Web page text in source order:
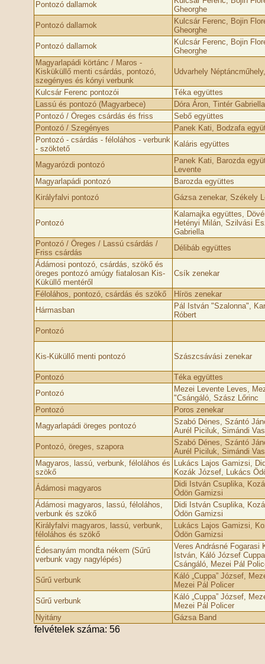
Pontozó dallamok
Gheorghe
Pontozó dallamok
Kulcsár Ferenc, Bojin
Gheorghe
Pontozó dallamok
Kulcsár Ferenc, Bojin
Gheorghe
Magyarlapádi körtánc / Maros -
Kisküküllő menti csárdás, pontozó,
szegényes és kónyi verbunk
Udvarhely
Kulcsár Ferenc pontozói
Téka együttes
Lassú és pontozó (Magyarbece)
Dóra Áron, Tintér Gabriella
Pontozó / Öreges csárdás és friss
Sebő együttes
Pontozó / Szegényes
Panek Kati, Bodzafa
Pontozó - csárdás - féloláhos - verbunk
- szöktető
Kaláris együttes
Magyarózdi pontozó
Panek Kati, Barozda
Levente
Magyarlapádi pontozó
Barozda együttes
Királyfalvi pontozó
Gázsa zenekar, Székely
Pontozó
Kalamajka együttes,
Hetényi Milán, Szilvási
Gabriella
Pontozó / Öreges / Lassú csárdás /
Friss csárdás
Délibáb együttes
Ádámosi pontozó, csárdás, szökő és
öreges pontozó amúgy fiatalosan Kis-
Küküllő mentéről
Csík zenekar
Féloláhos, pontozó, csárdás és szökő
Hírös zenekar
Hármasban
Pál István "Szalonna",
Róbert
Pontozó
Kis-Küküllő menti pontozó Szászcsávási zenekar
Pontozó
Téka együttes
Pontozó
Mezei Levente Leves,
"Csángáló, Szász Lőrinc
Pontozó
Poros zenekar
Magyarlapádi öreges pontozó
Szabó Dénes, Szántó
Aurél Piciluk, Simándi
Pontozó, öreges, szapora
Szabó Dénes, Szántó
Aurél Piciluk, Simándi
Magyaros, lassú, verbunk, féloláhos és
szökő
Lukács Lajos Gamizsi,
Kozák József, Lukács
Ádámosi magyaros
Didi István Csuplika,
Ödön Gamizsi
Ádámosi magyaros, lassú, féloláhos,
verbunk és szökő
Didi István Csuplika,
Ödön Gamizsi
Királyfalvi magyaros, lassú, verbunk,
féloláhos és szökő
Lukács Lajos Gamizsi,
Ödön Gamizsi
Édesanyám mondta nékem (Sűrű
verbunk vagy nagylépés)
Veres Andrásné Fogarasi
István, Káló József
Csángáló, Mezei Pál
Sűrű verbunk
Káló „Cuppa” József,
Mezei Pál Policer
Sűrű verbunk
Káló „Cuppa” József,
Mezei Pál Policer
Nyitány
Gázsa Band
felvételek száma: 56